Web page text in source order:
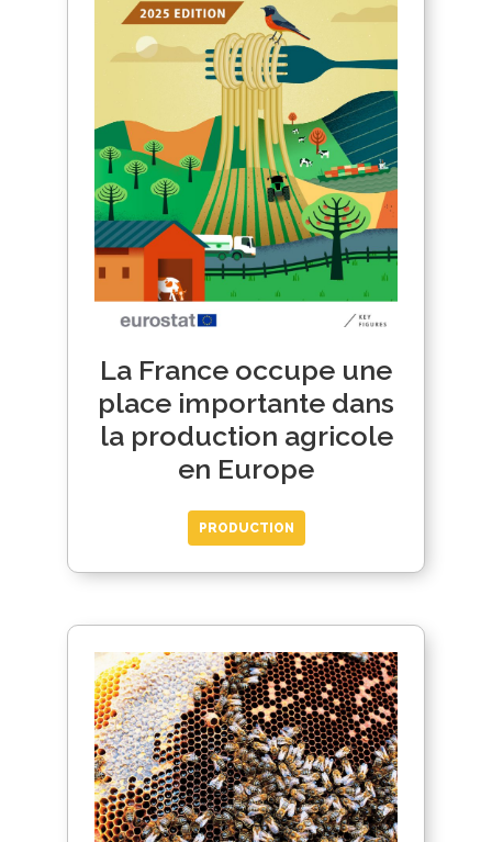
La France occupe une
place importante dans
la production agricole
en Europe
PRODUCTION